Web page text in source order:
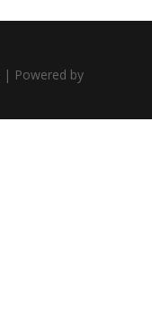
| Powered by